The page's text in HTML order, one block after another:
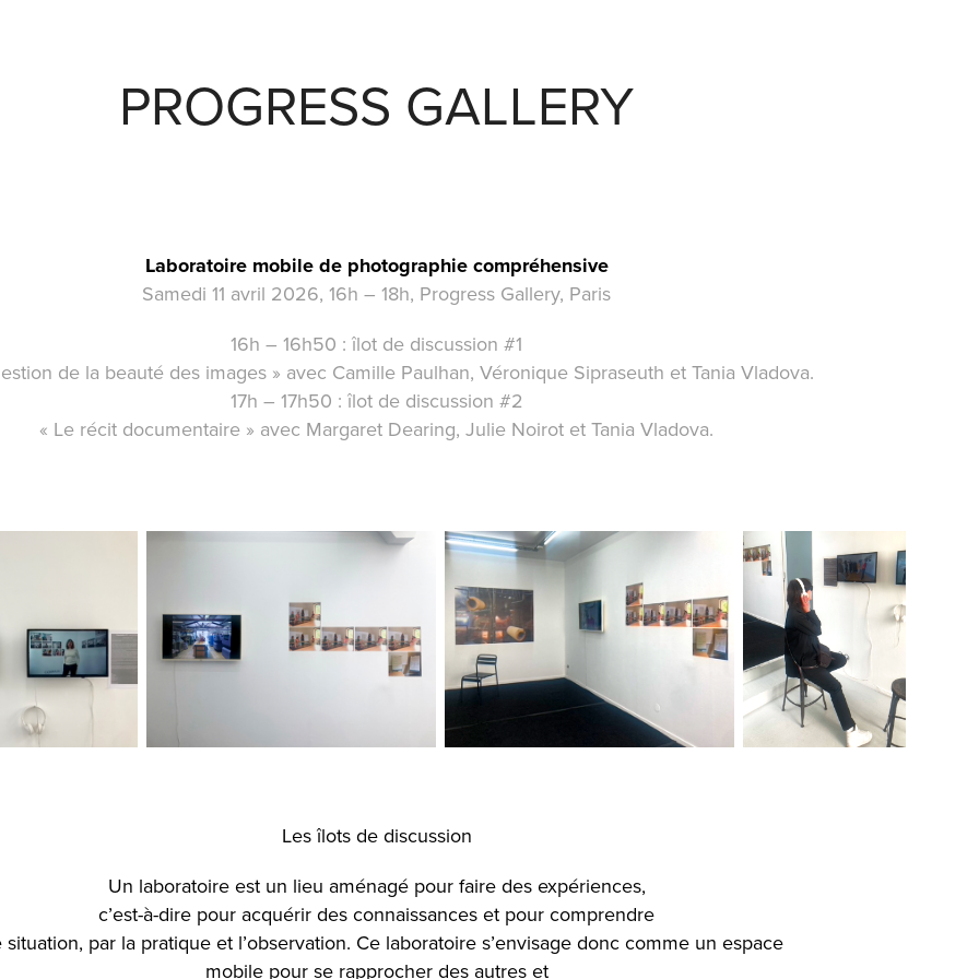
PROGRESS GALLERY
Laboratoire mobile de photographie compréhensive
Samedi 11 avril 2026, 16h – 18h, Progress Gallery, Paris
16h – 16h50 : îlot de discussion #1
de la beauté des images » avec Camille Paulhan, Véronique Sipraseuth et Tania Vladova.
17h – 17h50 : îlot de discussion #2
« Le récit documentaire » avec Margaret Dearing, Julie Noirot et Tania Vladova.
Les îlots de discussion
Un laboratoire est un lieu aménagé pour faire des expériences,
c’est-à-dire pour acquérir des connaissances et pour comprendre
situation, par la pratique et l’observation. Ce laboratoire s’envisage donc comme un espace
mobile pour se rapprocher des autres et